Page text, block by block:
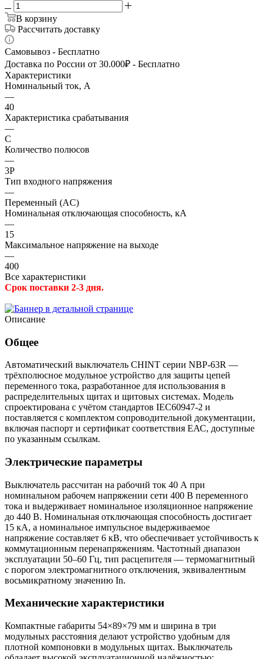
В корзину
Рассчитать доставку
Самовывоз - Бесплатно
Доставка по России от 30.000₽ - Бесплатно
Характеристики
Номинальный ток, А
—
40
Характеристика срабатывания
—
C
Количество полюсов
—
3P
Тип входного напряжения
—
Переменный (AC)
Номинальная отключающая способность, кА
—
15
Максимальное напряжение на выходе
—
400
Все характеристики
Срок поставки 2-3 дня.
Описание
Общее
Автоматический выключатель CHINT серии NBP-63R —
трёхполюсное модульное устройство для защиты цепей
переменного тока, разработанное для использования в
распределительных щитах и щитовых системах. Модель
спроектирована с учётом стандартов IEC60947-2 и
поставляется с комплектом сопроводительной документации,
включая паспорт и сертификат соответствия ЕАС, доступные
по указанным ссылкам.
Электрические параметры
Выключатель рассчитан на рабочий ток 40 А при
номинальном рабочем напряжении сети 400 В переменного
тока и выдерживает номинальное изоляционное напряжение
до 440 В. Номинальная отключающая способность достигает
15 кА, а номинальное импульсное выдерживаемое
напряжение составляет 6 кВ, что обеспечивает устойчивость к
коммутационным перенапряжениям. Частотный диапазон
эксплуатации 50–60 Гц, тип расцепителя — термомагнитный
с порогом электромагнитного отключения, эквивалентным
восьмикратному значению In.
Механические характеристики
Компактные габариты 54×89×79 мм и ширина в три
модульных расстояния делают устройство удобным для
плотной компоновки в модульных щитах. Выключатель